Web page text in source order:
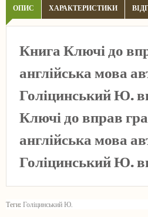
ОПИС ХАРАКТЕРИСТИКИ
Книга Ключі до
англійська мова
Голіцинський Ю.
Ключі до вправ
англійська мова
Голіцинський Ю.
Теги: Голіцинський Ю.